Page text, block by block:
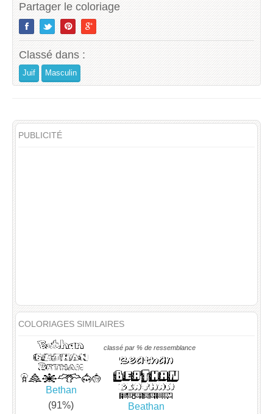
Partager le coloriage
Classé dans :
Juif Masculin
PUBLICITÉ
COLORIAGES SIMILAIRES
classé par % de ressemblance
Bethan
(91%)
Beathan